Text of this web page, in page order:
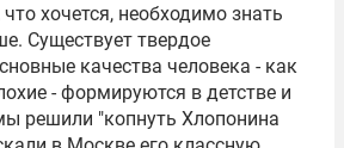
хочется, необходимо знать
Существует твердое
качества человека - как
- формируются в детстве и
решили "копнуть Хлопонина